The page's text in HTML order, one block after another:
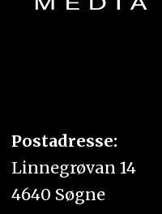
Postadresse:
Linnegrøvan 14
4640 Søgne